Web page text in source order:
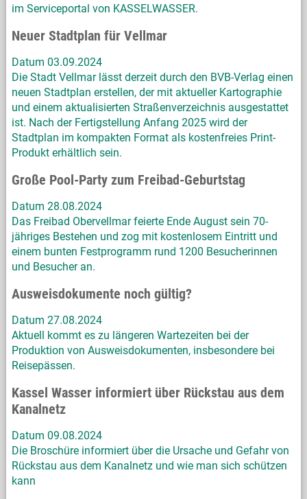
im Serviceportal von KASSELWASSER.
Neuer Stadtplan für Vellmar
Datum 03.09.2024
Die Stadt Vellmar lässt derzeit durch den BVB-Verlag einen
neuen Stadtplan erstellen, der mit aktueller Kartographie
und einem aktualisierten Straßenverzeichnis ausgestattet
ist. Nach der Fertigstellung Anfang 2025 wird der
Stadtplan im kompakten Format als kostenfreies Print-
Produkt erhältlich sein.
Große Pool-Party zum Freibad-Geburtstag
Datum 28.08.2024
Das Freibad Obervellmar feierte Ende August sein 70-
jähriges Bestehen und zog mit kostenlosem Eintritt und
einem bunten Festprogramm rund 1200 Besucherinnen
und Besucher an.
Ausweisdokumente noch gültig?
Datum 27.08.2024
Aktuell kommt es zu längeren Wartezeiten bei der
Produktion von Ausweisdokumenten, insbesondere bei
Reisepässen.
Kassel Wasser informiert über Rückstau aus dem
Kanalnetz
Datum 09.08.2024
Die Broschüre informiert über die Ursache und Gefahr von
Rückstau aus dem Kanalnetz und wie man sich schützen
kann